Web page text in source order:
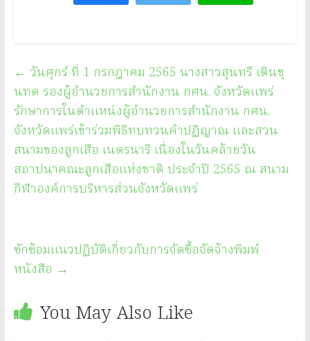
← วันศุกร์ ที่ 1 กรกฎาคม 2565 นางสาวสุนทรี เตินขุ
นทด รองผู้อำนวยการสำนักงาน กศน. จังหวัดแพร่
รักษาการในตำแหน่งผู้อำนวยการสำนักงาน กศน.
จังหวัดแพร่เข้าร่วมพิธีทบทวนคำปฏิญาณ และสวน
สนามของลูกเสือ เนตรนารี เนื่องในวันคล้ายวัน
สถาปนาคณะลูกเสือแห่งชาติ ประจำปี 2565 ณ สนาม
กีฬาองค์การบริหารส่วนจังหวัดแพร่
ซักซ้อมแนวปฏิบัติเกี่ยวกับการจัดซื้อจัดจ้างพิมพ์
หนังสือ →
You May Also Like